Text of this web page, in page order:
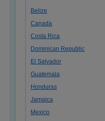
Belize
Canada
Costa Rica
Dominican Republic
El Salvador
Guatemala
Honduras
Jamaica
Mexico